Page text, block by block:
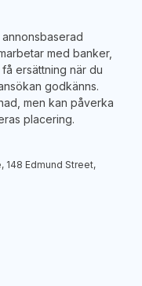
med banker,
ersättning när du
godkänns.
men kan påverka
placering.
148 Edmund Street,